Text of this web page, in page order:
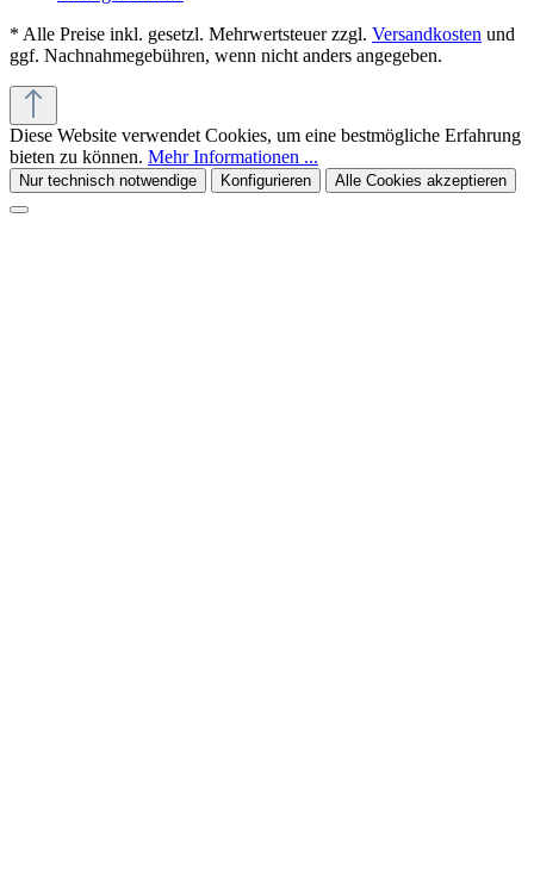
* Alle Preise inkl. gesetzl. Mehrwertsteuer zzgl. Versandkosten und
ggf. Nachnahmegebühren, wenn nicht anders angegeben.
Diese Website verwendet Cookies, um eine bestmögliche Erfahrung
bieten zu können. Mehr Informationen ...
Nur technisch notwendige Konfigurieren Alle Cookies akzeptieren